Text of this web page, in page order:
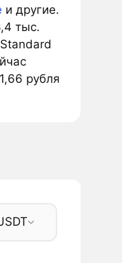
и другие.
тыс.
рубля